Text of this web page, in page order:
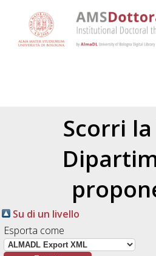
Scorri
Su di un livello
Esporta come